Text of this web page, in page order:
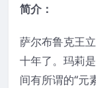
简介：
萨尔布鲁克王
十年了。玛莉
间有所谓的“元